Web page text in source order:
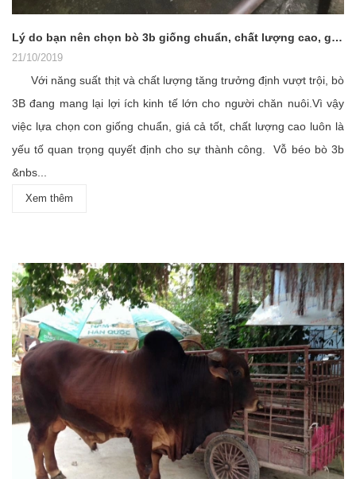
Lý do bạn nên chọn bò 3b giống chuẩn, chất lượng cao, giá cả tốt.
21/10/2019
Với năng suất thịt và chất lượng tăng trưởng định vượt trội, bò
3B đang mang lại lợi ích kinh tế lớn cho người chăn nuôi.Vì vậy
việc lựa chọn con giống chuẩn, giá cả tốt, chất lượng cao luôn là
yếu tố quan trọng quyết định cho sự thành công. Vỗ béo bò 3b
&nbs...
Xem thêm